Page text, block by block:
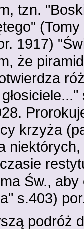
tzn.
1917)
że
krzyża
Św.,
s.403)
podróż